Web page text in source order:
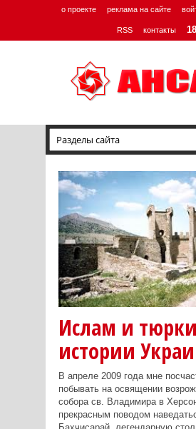
о проекте реклама на сайте
RSS контакты
Ислам и
истории
В апреле 2009 года мне
побывать на освящении
собора св. Владимира в
прекрасным поводом